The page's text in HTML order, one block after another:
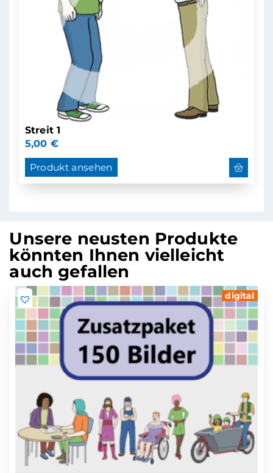
Streit 1
5,00 €
Produkt ansehen
Unsere neusten Produkte
könnten Ihnen vielleicht
auch gefallen
digital